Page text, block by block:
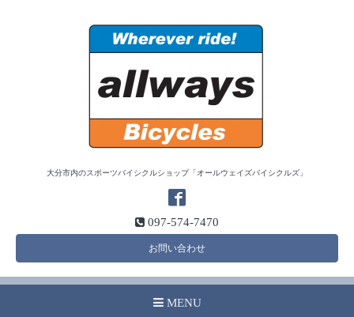
大分市内のスポーツバイシクルショップ「オールウェイズバイシクルズ」
097-574-7470
お問い合わせ
MENU